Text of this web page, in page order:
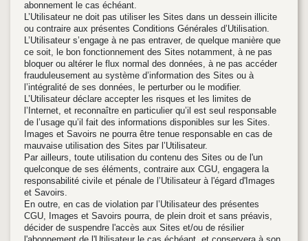
abonnement le cas échéant.
L’Utilisateur ne doit pas utiliser les Sites dans un dessein illicite
ou contraire aux présentes Conditions Générales d’Utilisation.
L’Utilisateur s’engage à ne pas entraver, de quelque manière que
ce soit, le bon fonctionnement des Sites notamment, à ne pas
bloquer ou altérer le flux normal des données, à ne pas accéder
frauduleusement au système d’information des Sites ou à
l’intégralité de ses données, le perturber ou le modifier.
L’Utilisateur déclare accepter les risques et les limites de
l’Internet, et reconnaître en particulier qu’il est seul responsable
de l’usage qu’il fait des informations disponibles sur les Sites.
Images et Savoirs ne pourra être tenue responsable en cas de
mauvaise utilisation des Sites par l’Utilisateur.
Par ailleurs, toute utilisation du contenu des Sites ou de l'un
quelconque de ses éléments, contraire aux CGU, engagera la
responsabilité civile et pénale de l’Utilisateur à l'égard d'Images
et Savoirs.
En outre, en cas de violation par l’Utilisateur des présentes
CGU, Images et Savoirs pourra, de plein droit et sans préavis,
décider de suspendre l'accès aux Sites et/ou de résilier